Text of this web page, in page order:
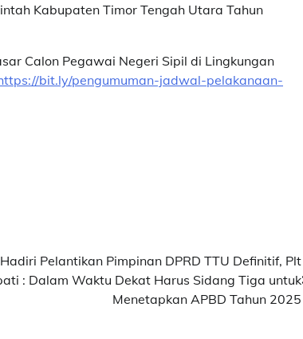
Kabupaten Timor Tengah Utara Tahun
Calon Pegawai Negeri Sipil di Lingkungan
bit.ly/pengumuman-jadwal-pelakanaan-
Hadiri Pelantikan Pimpinan DPRD TTU Definitif, Plt
: Dalam Waktu Dekat Harus Sidang Tiga untuk
Menetapkan APBD Tahun 2025